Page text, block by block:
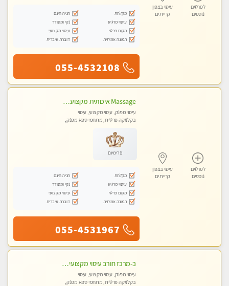
לפרטים
נוספים
עיסוי בצפון
קריית ים
מקלחת
חניה חינם
עיסוי מרגיע
נקי ומסודר
מקום פרטי
עיסוי מקצועי
תמונה אמיתית
דוברת עיברית
055-4532108
לפרטים
נוספים
עיסוי בצפון
קריית ים
Massage איכותית מקצועית ומפנקת- ללא מין !!
עיסוי מפנק, עיסוי מקצועי, עיסוי
בקלניקה פרטית, מתחמי ספא מפנק,
פרימיום
מקלחת
חניה חינם
עיסוי מרגיע
נקי ומסודר
מקום פרטי
עיסוי מקצועי
תמונה אמיתית
דוברת עיברית
055-4531967
ב-מרכז חורב עיסוי מקצועי מפנק גוף לגוף עיסוי קלאסי ועוד...מקום פרטי מעסה מקצועית צעירה ואיכותית
עיסוי מפנק, עיסוי מקצועי, עיסוי
בקלניקה פרטית, מתחמי ספא מפנק,